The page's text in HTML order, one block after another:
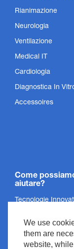
We use
them are
website,
Rianimazione
Neurologia
Ventilazione
Medical IT
Cardiologia
Diagnostica In
Accessoires
Come
aiutare?
Tecnologie
Supporto
Notizie ed Eventi